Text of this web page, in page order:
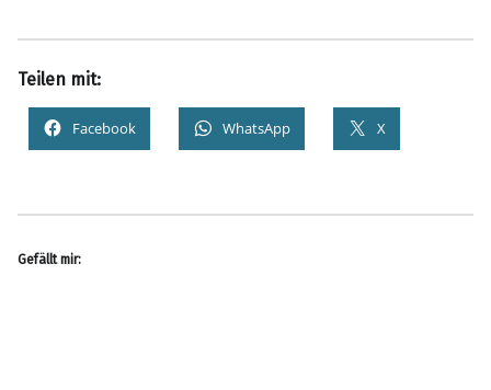
Teilen mit:
Facebook WhatsApp X
Gefällt mir: